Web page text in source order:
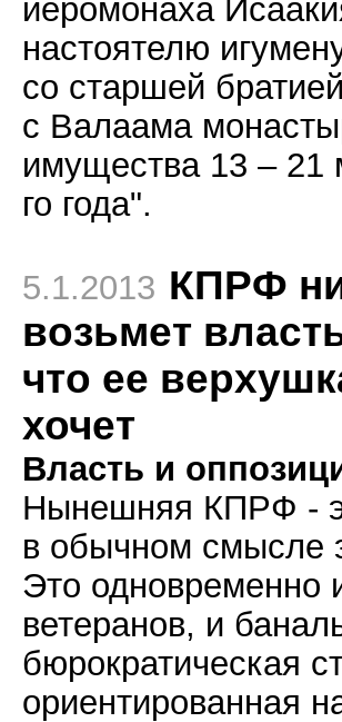
иеромонаха
настоятелю
со старшей
с Валаама
имущества 13 – 21
го года".
5.1.2013 КПРФ
возьмет
что ее
хочет
Власть и
Нынешняя КПРФ -
в обычном смысле
Это одновременно
ветеранов, и
бюрократическая
ориентированная